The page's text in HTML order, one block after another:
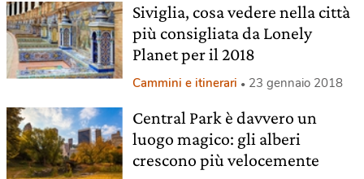
Siviglia, cosa vedere nella città
più consigliata da Lonely
Planet per il 2018
Cammini e itinerari 23 gennaio 2018
Central Park è davvero un
luogo magico: gli alberi
crescono più velocemente